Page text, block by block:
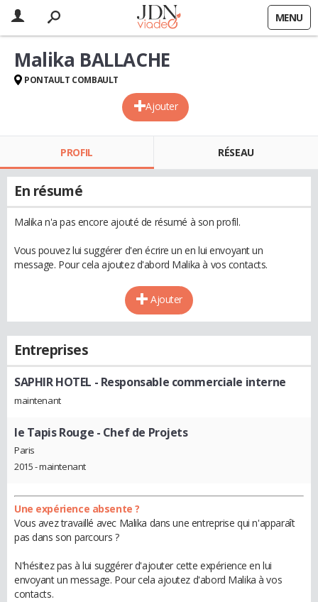
MENU
Ajouter
Malika BALLACHE
PONTAULT COMBAULT
PROFIL RÉSEAU
En résumé
Malika n'a pas encore ajouté de résumé à son profil.
Vous pouvez lui suggérer d'en écrire un en lui envoyant un
message. Pour cela ajoutez d'abord Malika à vos contacts.
Ajouter
Entreprises
SAPHIR HOTEL - Responsable commerciale interne
maintenant
le Tapis Rouge - Chef de Projets
Paris
2015 - maintenant
Une expérience absente ?
Vous avez travaillé avec Malika dans une entreprise qui n'apparaît
pas dans son parcours ?
N'hésitez pas à lui suggérer d'ajouter cette expérience en lui
envoyant un message. Pour cela ajoutez d'abord Malika à vos
contacts.